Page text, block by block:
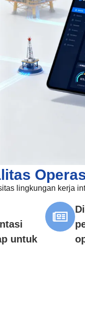
lingkungan kerja
untuk